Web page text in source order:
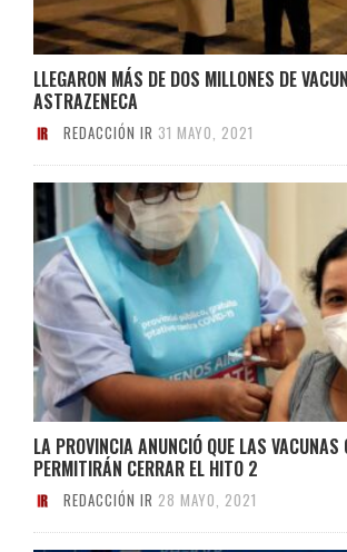
LLEGARON MÁS DE DOS MILLONES DE
ASTRAZENECA
REDACCIÓN IR 31 MAYO, 2021
LA PROVINCIA ANUNCIÓ QUE LAS VACUNAS
PERMITIRÁN CERRAR EL HITO 2
REDACCIÓN IR 28 MAYO, 2021